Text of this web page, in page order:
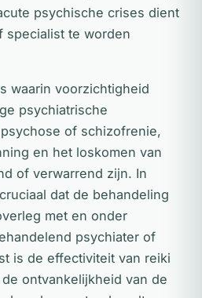
psychische crises dient
specialist te worden
waarin voorzichtigheid
psychiatrische
of schizofrenie,
en het loskomen van
of verwarrend zijn. In
dat de behandeling
met en onder
psychiater of
is de effectiviteit van reiki
ontvankelijkheid van de